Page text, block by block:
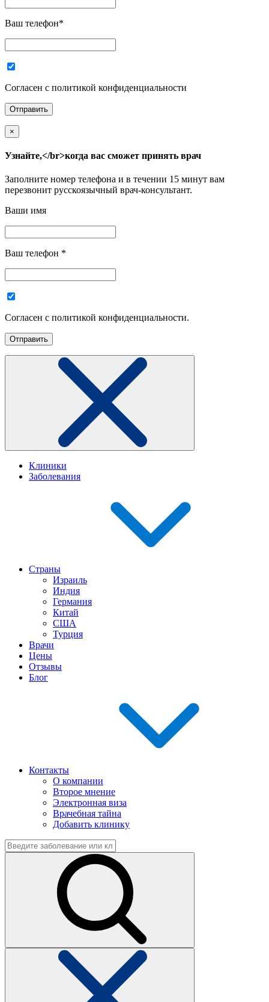
Ваш телефон*
Согласен с политикой конфиденциальности
×
Узнайте,</br>когда вас сможет принять врач
Заполните номер телефона и в течении 15 минут вам
перезвонит русскоязычный врач-консультант.
Ваши имя
Ваш телефон *
Согласен с политикой конфиденциальности.
Клиники
Заболевания
Страны
Израиль
Индия
Германия
Китай
США
Турция
Врачи
Цены
Отзывы
Блог
Контакты
О компании
Второе мнение
Электронная виза
Врачебная тайна
Добавить клинику